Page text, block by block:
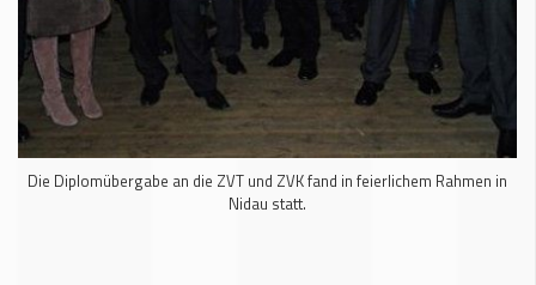
Die Diplomübergabe an die ZVT und ZVK fand in feierlichem Rahmen in
Nidau statt.